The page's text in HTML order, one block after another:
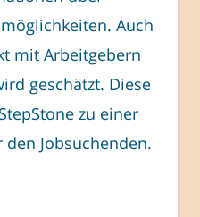
Auch
mit Arbeitgebern
geschätzt. Diese
zu einer
Jobsuchenden.